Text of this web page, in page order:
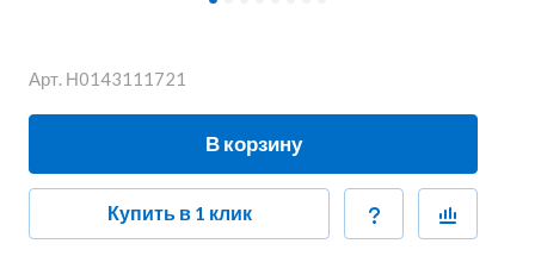
Арт. Н0143111721
В корзину
Купить в 1 клик